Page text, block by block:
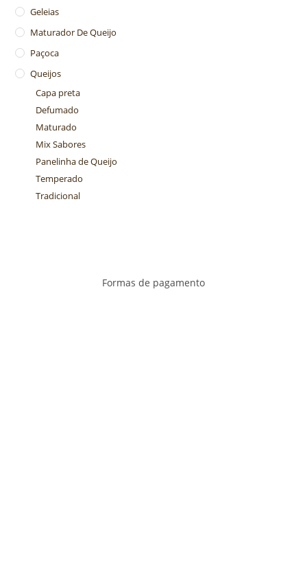
Geleias
Maturador De Queijo
Paçoca
Queijos
Capa preta
Defumado
Maturado
Mix Sabores
Panelinha de Queijo
Temperado
Tradicional
Formas de pagamento